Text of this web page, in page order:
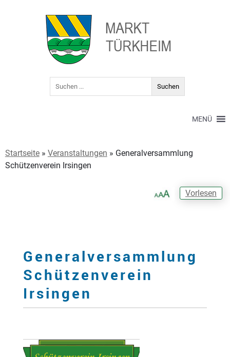
MENÜ
Startseite» Veranstaltungen » Generalversammlung
Schützenverein Irsingen
Vorlesen
Generalversammlung
Schützenverein
Irsingen